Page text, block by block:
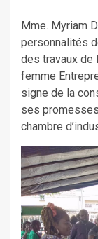
Mme. Myriam
personnalités
des travaux de
femme
signe de la
ses
chambre